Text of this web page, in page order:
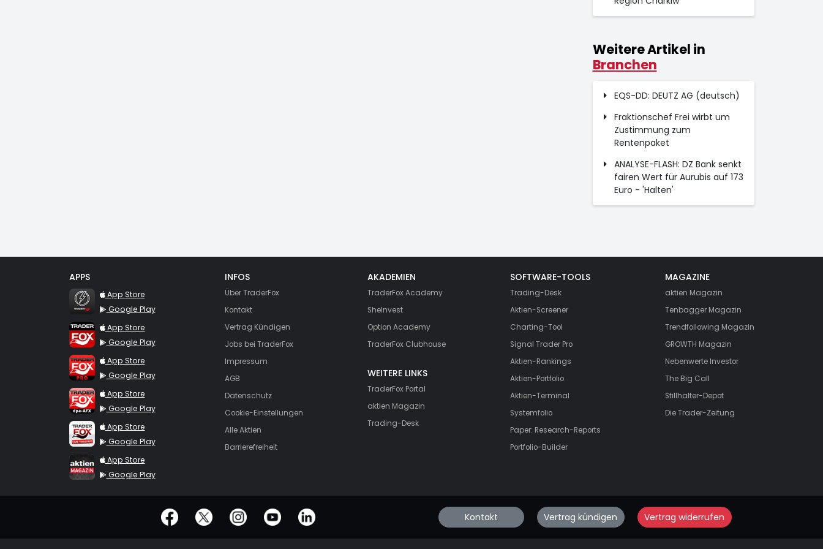
Weitere Artikel in
Branchen
EQS-DD: DEUTZ AG (deutsch)
Fraktionschef Frei wirbt um
Zustimmung zum
Rentenpaket
ANALYSE-FLASH: DZ Bank senkt
fairen Wert für Aurubis auf 173
Euro - 'Halten'
APPS
TraderFox Flash
App Store
Google Play
TraderFox App
App Store
Google Play
TraderFox Pro
App Store
Google Play
TraderFox dpa-AFX ProFeed
App Store
Google Play
TraderFox Live Trading
App Store
Google Play
TraderFox aktien Magazin
App Store
Google Play
INFOS
Über TraderFox
Kontakt
Vertrag Kündigen
Jobs bei TraderFox
Impressum
AGB
Datenschutz
Cookie-Einstellungen
Alle Aktien
Barrierefreiheit
AKADEMIEN
TraderFox Academy
SheInvest
Option Academy
TraderFox Clubhouse
WEITERE LINKS
TraderFox Portal
aktien Magazin
Trading-Desk
SOFTWARE-TOOLS
Trading-Desk
Aktien-Screener
Charting-Tool
Signal Trader Pro
Aktien-Rankings
Aktien-Portfolio
Aktien-Terminal
Systemfolio
Paper: Research-Reports
Portfolio-Builder
MAGAZINE
aktien Magazin
Tenbagger Magazin
Trendfollowing Magazin
GROWTH Magazin
Nebenwerte Investor
The Big Call
Stillhalter-Depot
Die Trader-Zeitung
offizielle Social Media-Accounts
Kontakt Vertrag kündigen Vertrag widerrufen